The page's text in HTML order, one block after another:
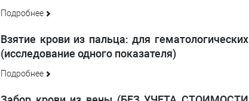
Подробнее
Взятие крови из пальца: для гематологических
(исследование одного показателя)
Подробнее